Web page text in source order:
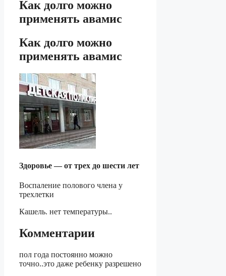
Как долго можно
применять авамис
Как долго можно
применять авамис
Здоровье — от трех до шести лет
Воспаление полового члена у
трехлетки
Кашель. нет температуры..
Комментарии
пол года постоянно можно
точно..это даже ребенку разрешено